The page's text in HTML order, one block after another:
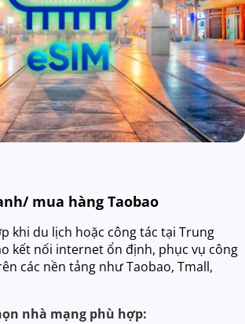
mua hàng Taobao
khi du lịch hoặc công tác tại Trung
kết nối internet ổn định, phục vụ công
các nền tảng như Taobao, Tmall,
nhà mạng phù hợp: